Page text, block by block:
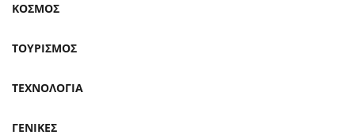
ΚΟΣΜΟΣ
ΤΟΥΡΙΣΜΟΣ
ΤΕΧΝΟΛΟΓΙΑ
ΓΕΝΙΚΕΣ